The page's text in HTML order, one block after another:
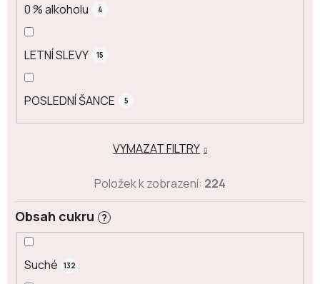
0 % alkoholu 4
LETNÍ SLEVY 15
POSLEDNÍ ŠANCE 5
Obsah cukru ?
Suché 132
VYMAZAT FILTRY
Položek k zobrazení: 224